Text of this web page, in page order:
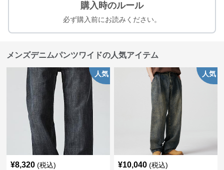
購入時のルール
必ず購入前にお読みください。
メンズデニムパンツワイドの人気アイテム
人気
¥8,320 (税込)
人気
¥10,040 (税込)